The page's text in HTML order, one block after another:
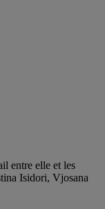
entre elle et les
Isidori, Vjosana